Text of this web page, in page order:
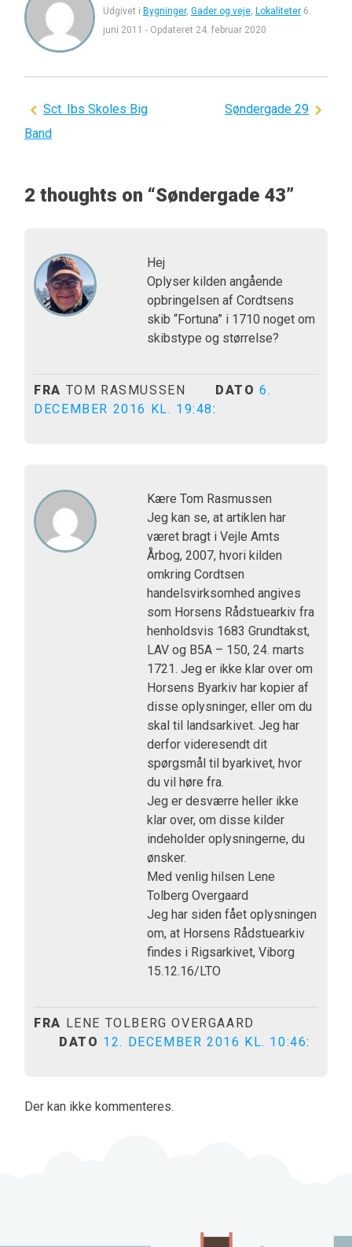
Udgivet i Bygninger, Gader og veje, Lokaliteter 6.
juni 2011 - Opdateret 24. februar 2020
Indlægsnavigation
Sct. Ibs Skoles Big
Band
Søndergade 29
2 thoughts on “Søndergade 43”
Hej
Oplyser kilden angående
opbringelsen af Cordtsens
skib “Fortuna” i 1710 noget om
skibstype og størrelse?
FRA TOM RASMUSSEN DATO 6.
DECEMBER 2016 KL. 19:48:
Kære Tom Rasmussen
Jeg kan se, at artiklen har
været bragt i Vejle Amts
Årbog, 2007, hvori kilden
omkring Cordtsen
handelsvirksomhed angives
som Horsens Rådstuearkiv fra
henholdsvis 1683 Grundtakst,
LAV og B5A – 150, 24. marts
1721. Jeg er ikke klar over om
Horsens Byarkiv har kopier af
disse oplysninger, eller om du
skal til landsarkivet. Jeg har
derfor videresendt dit
spørgsmål til byarkivet, hvor
du vil høre fra.
Jeg er desværre heller ikke
klar over, om disse kilder
indeholder oplysningerne, du
ønsker.
Med venlig hilsen Lene
Tolberg Overgaard
Jeg har siden fået oplysningen
om, at Horsens Rådstuearkiv
findes i Rigsarkivet, Viborg
15.12.16/LTO
FRA LENE TOLBERG OVERGAARD
DATO 12. DECEMBER 2016 KL. 10:46:
Der kan ikke kommenteres.